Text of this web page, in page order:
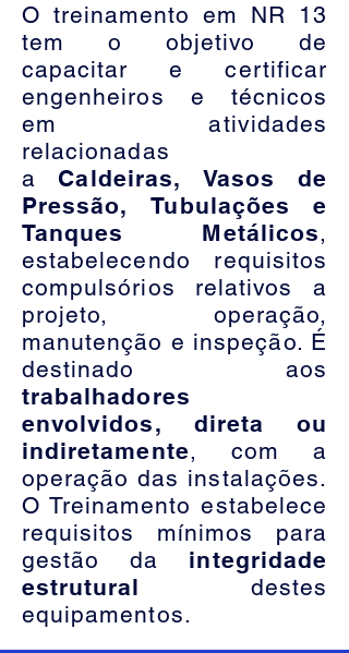
O treinamento em NR 13
tem o objetivo de
capacitar e certificar
engenheiros e técnicos
em atividades
relacionadas
a
Caldeiras, Vasos de
Pressão, Tubulações e
Tanques Metálicos,
estabelecendo requisitos
compulsórios relativos a
projeto, operação,
manutenção e inspeção. É
destinado aos
trabalhadores
envolvidos, direta ou
indiretamente, com a
operação das instalações.
O Treinamento estabelece
requisitos mínimos para
gestão da integridade
estrutural
destes
equipamentos.